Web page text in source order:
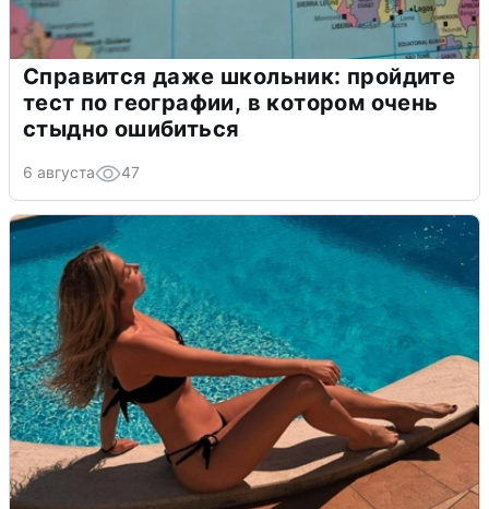
Справится даже школьник: пройдите
тест по географии, в котором очень
стыдно ошибиться
6 августа 47